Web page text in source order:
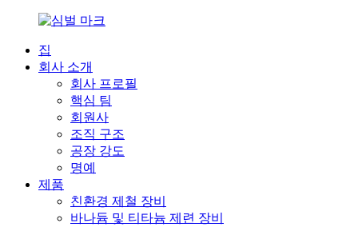
집
회사 소개
회사 프로필
핵심 팀
회원사
조직 구조
공장 강도
명예
제품
친환경 제철 장비
바나듐 및 티타늄 제련 장비